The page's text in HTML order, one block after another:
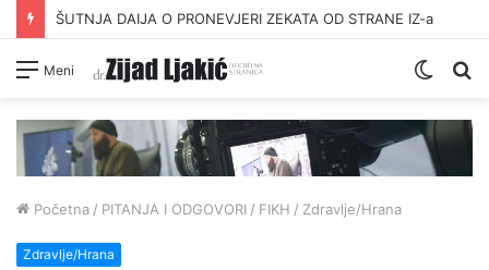
ŠUTNJA DAIJA O PRONEVJERI ZEKATA OD STRANE IZ-a
Meni
Switch
Početna / PITANJA I ODGOVORI / FIKH / Zdravlje/Hrana
Zdravlje/Hrana